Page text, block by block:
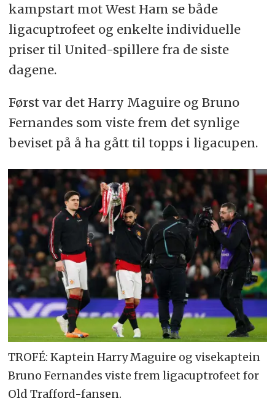
kampstart mot West Ham se både
ligacuptrofeet og enkelte individuelle
priser til United-spillere fra de siste
dagene.
Først var det Harry Maguire og Bruno
Fernandes som viste frem det synlige
beviset på å ha gått til topps i ligacupen.
TROFÉ: Kaptein Harry Maguire og visekaptein
Bruno Fernandes viste frem ligacuptrofeet for
Old Trafford-fansen.